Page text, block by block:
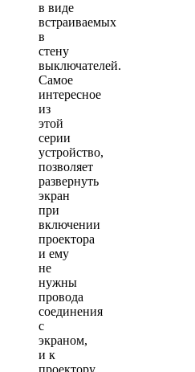
в виде
встраиваемых
в
стену
выключателей.
Самое
интересное
из
этой
серии
устройство,
позволяет
развернуть
экран
при
включении
проектора
и ему
не
нужны
провода
соединения
с
экраном,
и к
проектору